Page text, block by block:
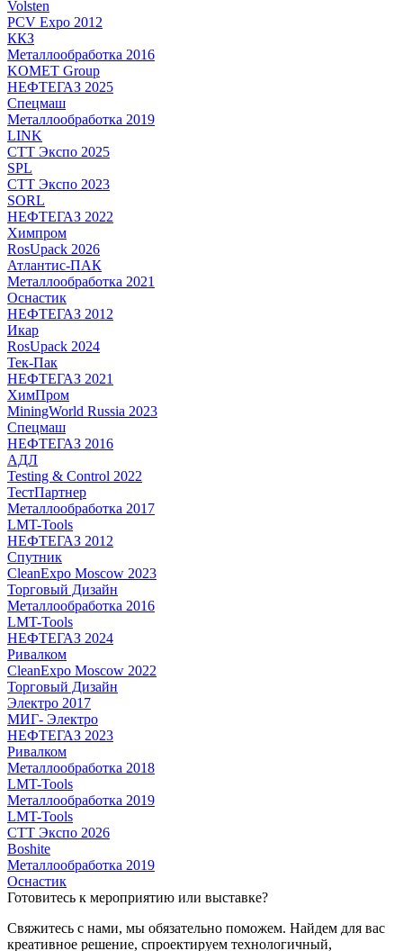
Volsten
PCV Expo 2012
ККЗ
Металлообработка 2016
KOMET Group
НЕФТЕГАЗ 2025
Спецмаш
Металлообработка 2019
LINK
СТТ Экспо 2025
SPL
СТТ Экспо 2023
SORL
НЕФТЕГАЗ 2022
Химпром
RosUpack 2026
Атлантис-ПАК
Металлообработка 2021
Оснастик
НЕФТЕГАЗ 2012
Икар
RosUpack 2024
Тек-Пак
НЕФТЕГАЗ 2021
ХимПром
MiningWorld Russia 2023
Спецмаш
НЕФТЕГАЗ 2016
АДЛ
Testing & Control 2022
ТестПартнер
Металлообработка 2017
LMT-Tools
НЕФТЕГАЗ 2012
Спутник
CleanExpo Moscow 2023
Торговый Дизайн
Металлообработка 2016
LMT-Tools
НЕФТЕГАЗ 2024
Ривалком
CleanExpo Moscow 2022
Торговый Дизайн
Электро 2017
МИГ- Электро
НЕФТЕГАЗ 2023
Ривалком
Металлообработка 2018
LMT-Tools
Металлообработка 2019
LMT-Tools
СТТ Экспо 2026
Boshite
Металлообработка 2019
Оснастик
Готовитесь к мероприятию или выставке?
Свяжитесь с нами, мы обязательно поможем. Найдем для вас
креативное решение, спроектируем технологичный,